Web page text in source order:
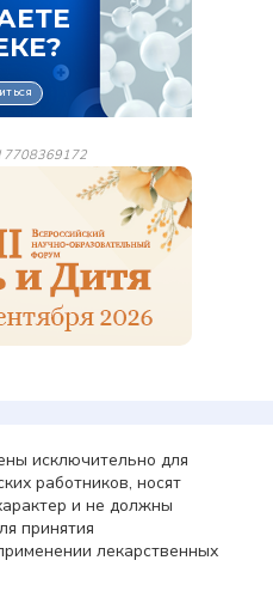
7708369172
исключительно для
работников, носят
и не должны
принятия
лекарственных